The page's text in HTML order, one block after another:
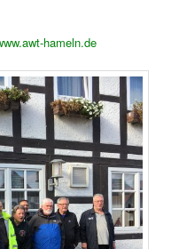
hameln.de